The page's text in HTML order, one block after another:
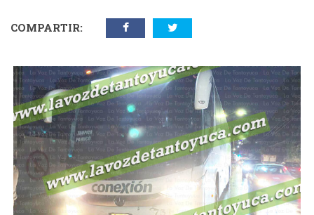
COMPARTIR: